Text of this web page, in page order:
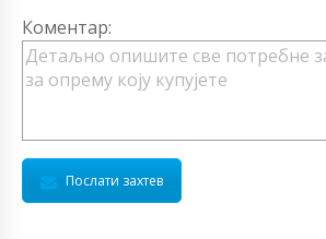
Коментар:
Послати захтев